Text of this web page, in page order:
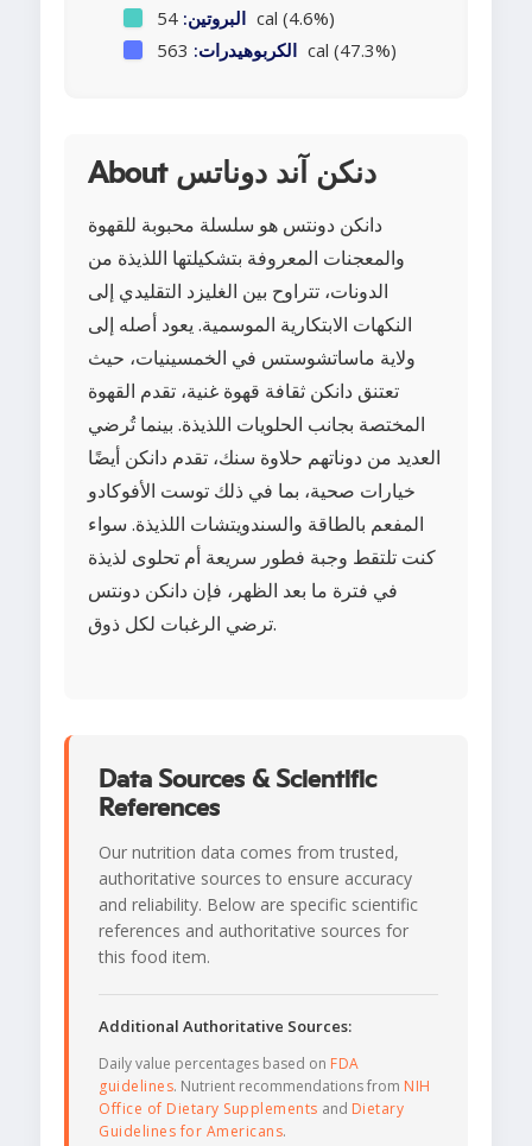
البروتين: 54 cal (4.6%)
الكربوهيدرات: 563 cal (47.3%)
About دنكن آند دوناتس
دانكن دونتس هو سلسلة محبوبة للقهوة
والمعجنات المعروفة بتشكيلتها اللذيذة من
الدونات، تتراوح بين الغليزد التقليدي إلى
النكهات الابتكارية الموسمية. يعود أصله إلى
ولاية ماساتشوستس في الخمسينيات، حيث
تعتنق دانكن ثقافة قهوة غنية، تقدم القهوة
المختصة بجانب الحلويات اللذيذة. بينما تُرضي
العديد من دوناتهم حلاوة سنك، تقدم دانكن أيضًا
خيارات صحية، بما في ذلك توست الأفوكادو
المفعم بالطاقة والسندويتشات اللذيذة. سواء
كنت تلتقط وجبة فطور سريعة أم تحلوى لذيذة
في فترة ما بعد الظهر، فإن دانكن دونتس
ترضي الرغبات لكل ذوق.
Data Sources & Scientific
References
Our nutrition data comes from trusted,
authoritative sources to ensure accuracy
and reliability. Below are specific scientific
references and authoritative sources for
this food item.
Additional Authoritative Sources:
Daily value percentages based on FDA
guidelines. Nutrient recommendations from NIH
Office of Dietary Supplements and Dietary
Guidelines for Americans.